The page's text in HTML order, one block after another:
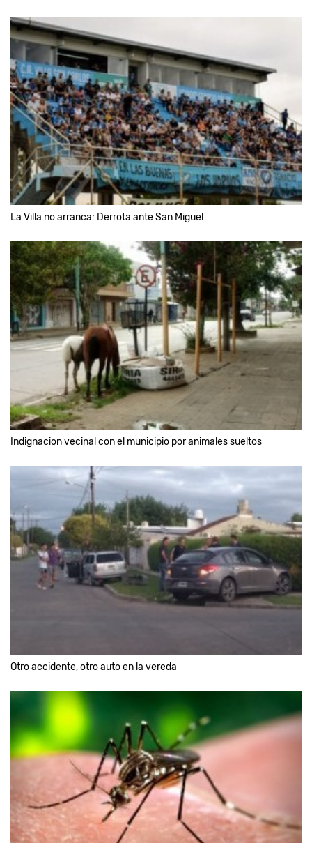
La Villa no arranca: Derrota ante San Miguel
Indignacion vecinal con el municipio por animales sueltos
Otro accidente, otro auto en la vereda